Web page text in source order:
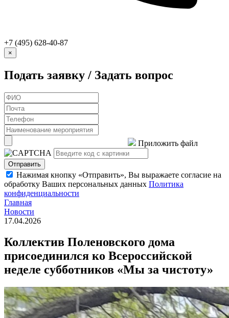
+7 (495) 628-40-87
×
Подать заявку / Задать вопрос
Приложить файл
Отправить
Нажимая кнопку «Отправить», Вы выражаете согласие на
обработку Ваших персональных данных Политика
конфиденциальности
Главная
Новости
17.04.2026
Коллектив Поленовского дома
присоединился ко Всероссийской
неделе субботников «Мы за чистоту»